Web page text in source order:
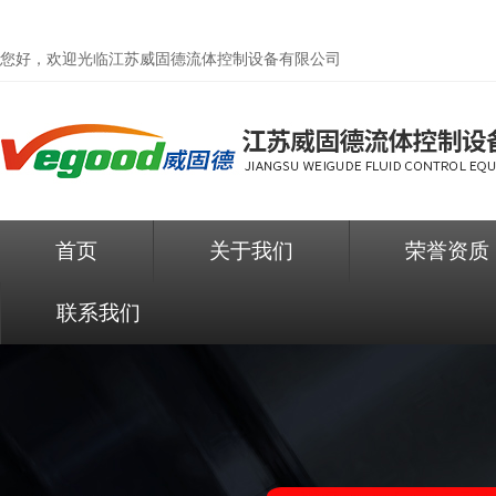
您好，欢迎光临江苏威固德流体控制设备有限公司
首页 关于我们 荣誉资质
联系我们